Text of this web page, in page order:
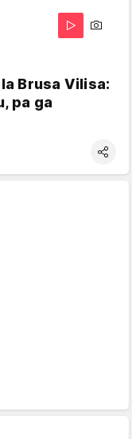
Brusa Vilisa:
pa ga